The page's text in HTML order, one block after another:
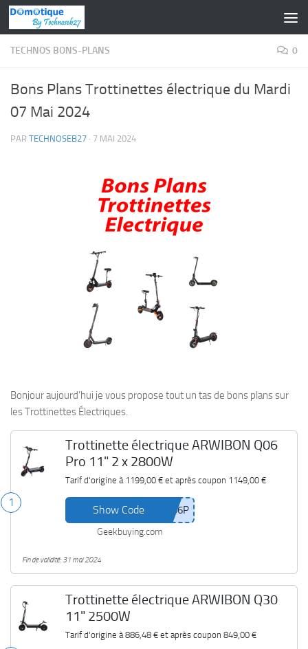
Skip to content
TECHNOS BONS-PLANS 0
Bons Plans Trottinettes électrique du Mardi
07 Mai 2024
PAR TECHNOSEB27 · 7 MAI 2024
Bonjour aujourd’hui je vous propose tout un tas de bons plans sur
les Trottinettes Électriques.
1
Trottinette électrique ARWIBON Q06
Pro 11" 2 x 2800W
Tarif d'origine à 1199,00 €et après coupon 1149,00 €
Show Code
Geekbuying.com
Fin de validité: 31 mai 2024
Trottinette électrique ARWIBON Q30
11" 2500W
Tarif d'origine à886,48 €et après coupon 849,00 €